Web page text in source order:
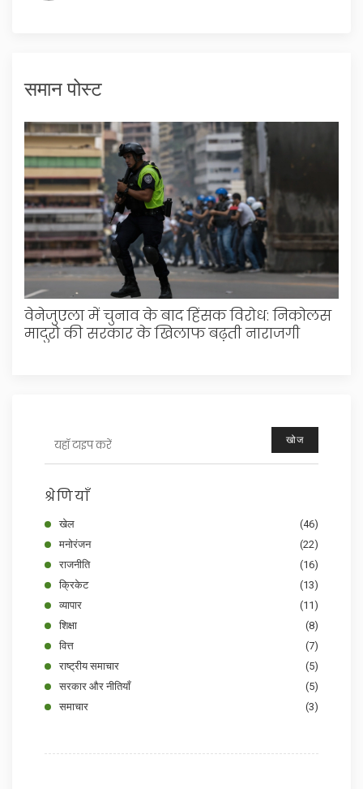
समान पोस्ट
वेनेजुएला में चुनाव के बाद हिंसक विरोध: निकोलस
मादुरो की सरकार के खिलाफ बढ़ती नाराजगी
खोज
श्रेणियाँ
खेल
(46)
मनोरंजन
(22)
राजनीति
(16)
क्रिकेट
(13)
व्यापार
(11)
शिक्षा
(8)
वित्त
(7)
राष्ट्रीय समाचार
(5)
सरकार और नीतियाँ
(5)
समाचार
(3)